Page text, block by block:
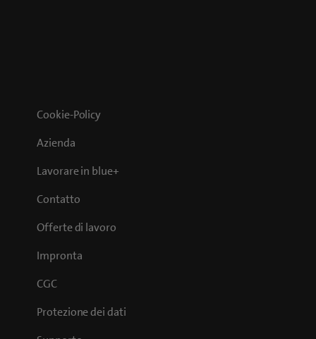
Cookie-Policy
Azienda
Lavorare in blue+
Contatto
Offerte di lavoro
Impronta
CGC
Protezione dei dati